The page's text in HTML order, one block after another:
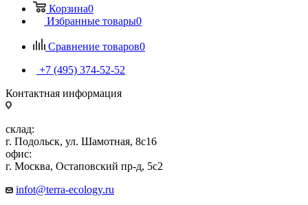
Корзина0
Избранные товары0
Сравнение товаров0
+7 (495) 374-52-52
Контактная информация
склад:
г. Подольск, ул. Шамотная, 8с16
офис:
г. Москва, Остаповский пр-д, 5с2
infot@terra-ecology.ru